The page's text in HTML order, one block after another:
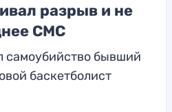
разрыв и не
СМС
самоубийство бывший
баскетболист